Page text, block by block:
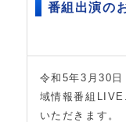
番組出演の
令和5年3月30
域情報番組LIVE
いただきます。